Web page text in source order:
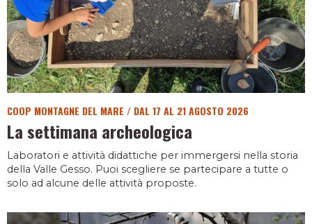
COOP MONTAGNE DEL MARE / DAL 17 AL 21 AGOSTO 2026
La settimana archeologica
Laboratori e attività didattiche per immergersi nella storia
della Valle Gesso. Puoi scegliere se partecipare a tutte o
solo ad alcune delle attività proposte.